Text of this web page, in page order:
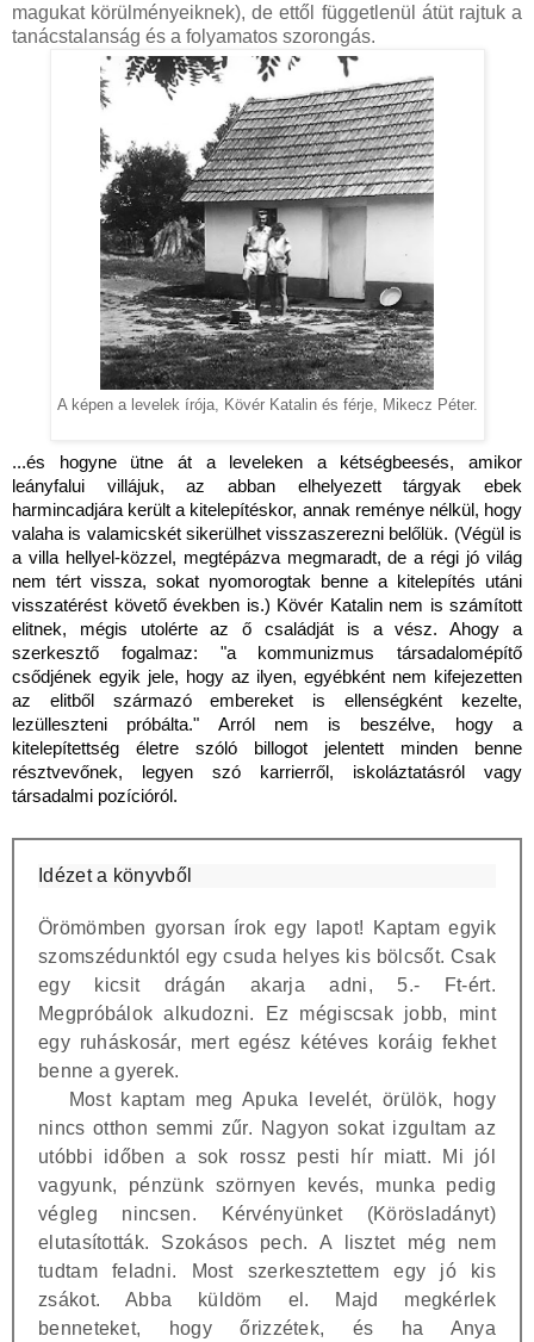
magukat körülményeiknek), de ettől függetlenül átüt rajtuk a
tanácstalanság és a folyamatos szorongás.
A képen a levelek írója, Kövér Katalin és férje, Mikecz Péter.
...és hogyne ütne át a leveleken a kétségbeesés, amikor
leányfalui villájuk, az abban elhelyezett tárgyak ebek
harmincadjára került a kitelepítéskor, annak reménye nélkül, hogy
valaha is valamicskét sikerülhet visszaszerezni belőlük. (Végül is
a villa hellyel-közzel, megtépázva megmaradt, de a régi jó világ
nem tért vissza, sokat nyomorogtak benne a kitelepítés utáni
visszatérést követő években is.) Kövér Katalin nem is számított
elitnek, mégis utolérte az ő családját is a vész. Ahogy a
szerkesztő fogalmaz: "a kommunizmus társadalomépítő
csődjének egyik jele, hogy az ilyen, egyébként nem kifejezetten
az elitből származó embereket is ellenségként kezelte,
lezülleszteni próbálta." Arról nem is beszélve, hogy a
kitelepítettség életre szóló billogot jelentett minden benne
résztvevőnek, legyen szó karrierről, iskoláztatásról vagy
társadalmi pozícióról.
Idézet a könyvből
Örömömben gyorsan írok egy lapot! Kaptam egyik
szomszédunktól egy csuda helyes kis bölcsőt. Csak
egy kicsit drágán akarja adni, 5.- Ft-ért.
Megpróbálok alkudozni. Ez mégiscsak jobb, mint
egy ruháskosár, mert egész kétéves koráig fekhet
benne a gyerek.
Most kaptam meg Apuka levelét, örülök, hogy
nincs otthon semmi zűr. Nagyon sokat izgultam az
utóbbi időben a sok rossz pesti hír miatt. Mi jól
vagyunk, pénzünk szörnyen kevés, munka pedig
végleg nincsen. Kérvényünket (Körösladányt)
elutasították. Szokásos pech. A lisztet még nem
tudtam feladni. Most szerkesztettem egy jó kis
zsákot. Abba küldöm el. Majd megkérlek
benneteket, hogy őrizzétek, és ha Anya